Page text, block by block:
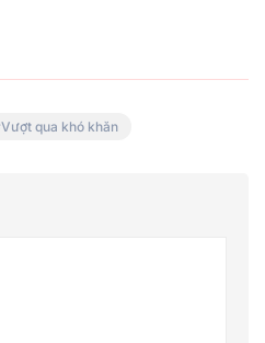
Vượt qua khó khăn